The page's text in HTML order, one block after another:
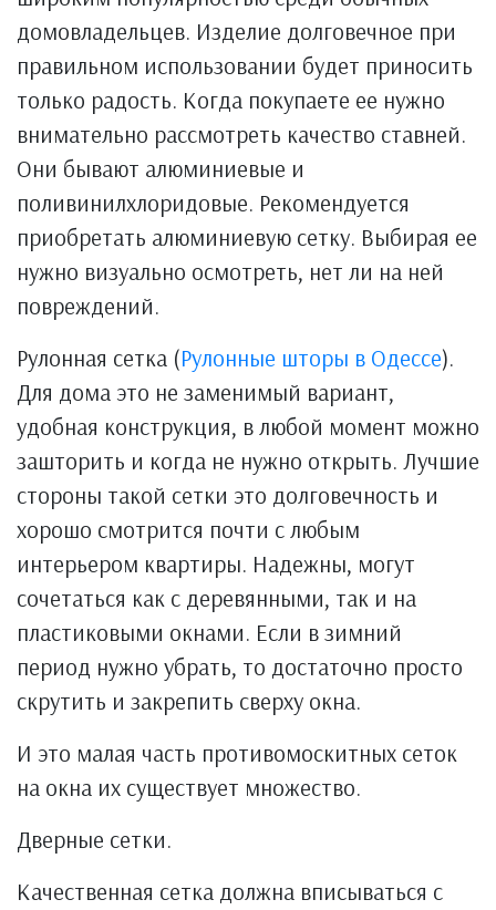
домовладельцев. Изделие долговечное при
правильном использовании будет приносить
только радость. Когда покупаете ее нужно
внимательно рассмотреть качество ставней.
Они бывают алюминиевые и
поливинилхлоридовые. Рекомендуется
приобретать алюминиевую сетку. Выбирая ее
нужно визуально осмотреть, нет ли на ней
повреждений.
Рулонная сетка (Рулонные шторы в Одессе).
Для дома это не заменимый вариант,
удобная конструкция, в любой момент можно
зашторить и когда не нужно открыть. Лучшие
стороны такой сетки это долговечность и
хорошо смотрится почти с любым
интерьером квартиры. Надежны, могут
сочетаться как с деревянными, так и на
пластиковыми окнами. Если в зимний
период нужно убрать, то достаточно просто
скрутить и закрепить сверху окна.
И это малая часть противомоскитных сеток
на окна их существует множество.
Дверные сетки.
Качественная сетка должна вписываться с